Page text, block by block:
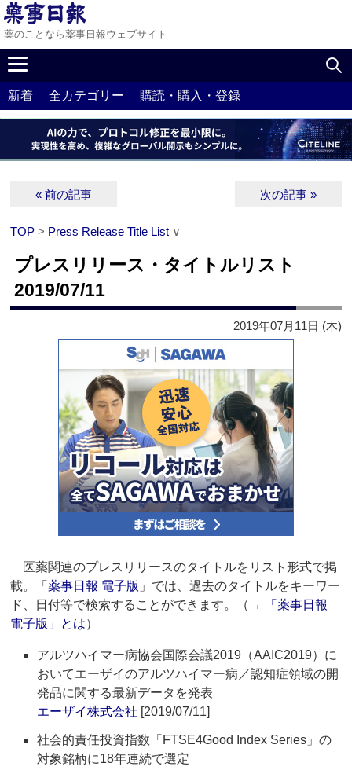
薬のことなら薬事日報ウェブサイト
新着 全カテゴリー 購読・購入・登録
« 前の記事 次の記事 »
TOP > Press Release Title List ∨
プレスリリース・タイトルリスト
2019/07/11
2019年07月11日 (木)
医薬関連のプレスリリースのタイトルをリスト形式で掲
載。「薬事日報 電子版 」では、過去のタイトルをキーワー
ド、日付等で検索することができます。（→
「薬事日報
電子版」とは）
アルツハイマー病協会国際会議2019（AAIC2019）に
おいてエーザイのアルツハイマー病／認知症領域の開
発品に関する最新データを発表
エーザイ株式会社 [2019/07/11]
社会的責任投資指数「FTSE4Good Index Series」の
対象銘柄に18年連続で選定